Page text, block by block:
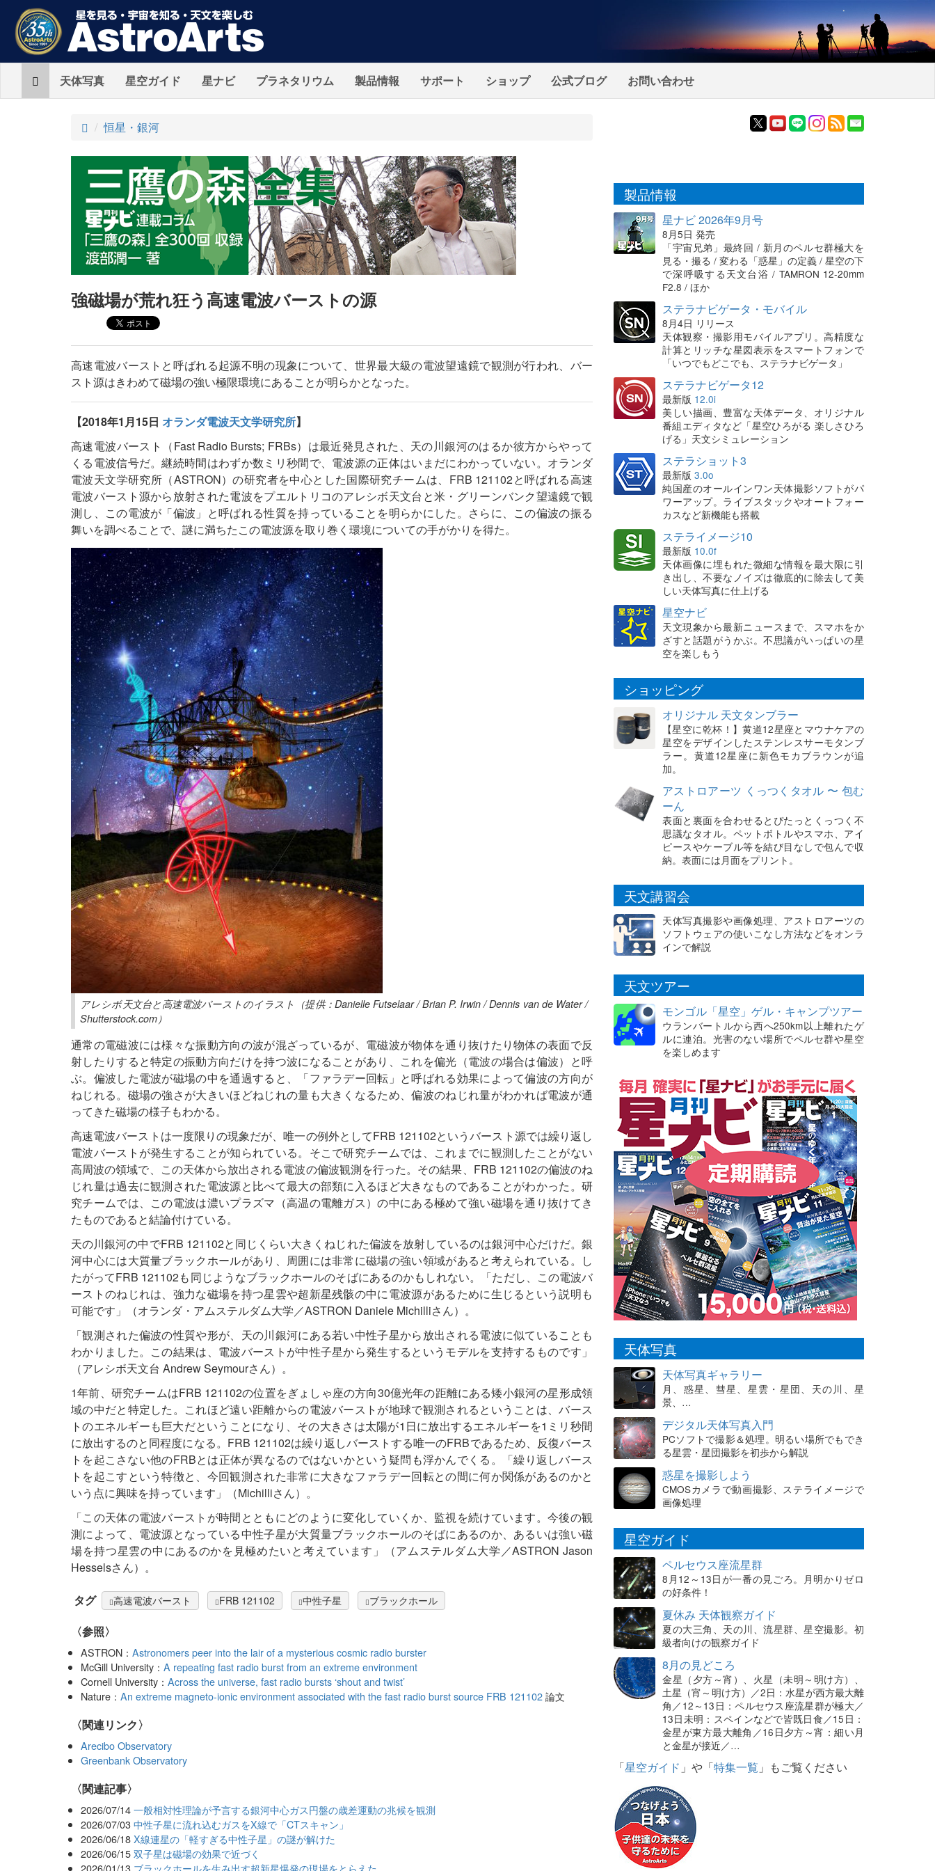
Home天体写真 星空ガイド 星ナビ プラネタリウム 製品情報 サポート ショップ 公式ブログ お問い合わせ
ト
プ
恒星・銀河
強磁場が荒れ狂う高速電波バーストの源
高速電波バーストと呼ばれる起源不明の現象について、世界最大級の電波望遠鏡で観測が行われ、バー
スト源はきわめて磁場の強い極限環境にあることが明らかとなった。
【2018年1月15日 オランダ電波天文学研究所】
高速電波バースト（Fast Radio Bursts; FRBs）は最近発見された、天の川銀河のはるか彼方からやって
くる電波信号だ。継続時間はわずか数ミリ秒間で、電波源の正体はいまだにわかっていない。オランダ
電波天文学研究所（ASTRON）の研究者を中心とした国際研究チームは、FRB 121102と呼ばれる高速
電波バースト源から放射された電波をプエルトリコのアレシボ天文台と米・グリーンバンク望遠鏡で観
測し、この電波が「偏波」と呼ばれる性質を持っていることを明らかにした。さらに、この偏波の振る
舞いを調べることで、謎に満ちたこの電波源を取り巻く環境についての手がかりを得た。
アレシボ天文台と高速電波バーストのイラスト（提供：Danielle Futselaar / Brian P. Irwin / Dennis van de Water /
Shutterstock.com）
通常の電磁波には様々な振動方向の波が混ざっているが、電磁波が物体を通り抜けたり物体の表面で反
射したりすると特定の振動方向だけを持つ波になることがあり、これを偏光（電波の場合は偏波）と呼
ぶ。偏波した電波が磁場の中を通過すると、「ファラデー回転」と呼ばれる効果によって偏波の方向が
ねじれる。磁場の強さが大きいほどねじれの量も大きくなるため、偏波のねじれ量がわかれば電波が通
ってきた磁場の様子もわかる。
高速電波バーストは一度限りの現象だが、唯一の例外としてFRB 121102というバースト源では繰り返し
電波バーストが発生することが知られている。そこで研究チームでは、これまでに観測したことがない
高周波の領域で、この天体から放出される電波の偏波観測を行った。その結果、FRB 121102の偏波のね
じれ量は過去に観測された電波源と比べて最大の部類に入るほど大きなものであることがわかった。研
究チームでは、この電波は濃いプラズマ（高温の電離ガス）の中にある極めて強い磁場を通り抜けてき
たものであると結論付けている。
天の川銀河の中でFRB 121102と同じくらい大きくねじれた偏波を放射しているのは銀河中心だけだ。銀
河中心には大質量ブラックホールがあり、周囲には非常に磁場の強い領域があると考えられている。し
たがってFRB 121102も同じようなブラックホールのそばにあるのかもしれない。「ただし、この電波バ
ーストのねじれは、強力な磁場を持つ星雲や超新星残骸の中に電波源があるために生じるという説明も
可能です」（オランダ・アムステルダム大学／ASTRON Daniele Michilliさん）。
「観測された偏波の性質や形が、天の川銀河にある若い中性子星から放出される電波に似ていることも
わかりました。この結果は、電波バーストが中性子星から発生するというモデルを支持するものです」
（アレシボ天文台 Andrew Seymourさん）。
1年前、研究チームはFRB 121102の位置をぎょしゃ座の方向30億光年の距離にある矮小銀河の星形成領
域の中だと特定した。これほど遠い距離からの電波バーストが地球で観測されるということは、バース
トのエネルギーも巨大だということになり、その大きさは太陽が1日に放出するエネルギーを1ミリ秒間
に放出するのと同程度になる。FRB 121102は繰り返しバーストする唯一のFRBであるため、反復バース
トを起こさない他のFRBとは正体が異なるのではないかという疑問も浮かんでくる。「繰り返しバース
トを起こすという特徴と、今回観測された非常に大きなファラデー回転との間に何か関係があるのかと
いう点に興味を持っています」（Michilliさん）。
「この天体の電波バーストが時間とともにどのように変化していくか、監視を続けています。今後の観
測によって、電波源となっている中性子星が大質量ブラックホールのそばにあるのか、あるいは強い磁
場を持つ星雲の中にあるのかを見極めたいと考えています」（アムステルダム大学／ASTRON Jason
Hesselsさん）。
タグ 高速電波バースト FRB 121102 中性子星 ブラックホール
〈参照〉
ASTRON：Astronomers peer into the lair of a mysterious cosmic radio burster
McGill University：A repeating fast radio burst from an extreme environment
Cornell University：Across the universe, fast radio bursts ‘shout and twist’
Nature：An extreme magneto-ionic environment associated with the fast radio burst source FRB 121102論文
〈関連リンク〉
Arecibo Observatory
Greenbank Observatory
関連記事
2026/07/14 一般相対性理論が予言する銀河中心ガス円盤の歳差運動の兆候を観測
2026/07/03 中性子星に流れ込むガスをX線で「CTスキャン」
2026/06/18 X線連星の「軽すぎる中性子星」の謎が解けた
2026/06/15 双子星は磁場の効果で近づく
2026/01/13 ブラックホールを生み出す超新星爆発の現場をとらえた
製品情報
星ナビ 2026年9月号
8月5日 発売
「宇宙兄弟」最終回 / 新月のペルセ群極大を
見る・撮る / 変わる「惑星」の定義 / 星空の下
で深呼吸する天文台浴 / TAMRON 12-20mm
F2.8 / ほか
ステラナビゲータ・モバイル
8月4日 リリース
天体観察・撮影用モバイルアプリ。高精度な
計算とリッチな星図表示をスマートフォンで
「いつでもどこでも、ステラナビゲータ」
ステラナビゲータ12
最新版 12.0i
美しい描画、豊富な天体データ、オリジナル
番組エディタなど「星空ひろがる 楽しさひろ
げる」天文シミュレーション
ステラショット3
最新版 3.0o
純国産のオールインワン天体撮影ソフトがパ
ワーアップ。ライブスタックやオートフォー
カスなど新機能も搭載
ステライメージ10
最新版 10.0f
天体画像に埋もれた微細な情報を最大限に引
き出し、不要なノイズは徹底的に除去して美
しい天体写真に仕上げる
星空ナビ
天文現象から最新ニュースまで、スマホをか
ざすと話題がうかぶ。不思議がいっぱいの星
空を楽しもう
ショッピング
オリジナル 天文タンブラー
【星空に乾杯！】黄道12星座とマウナケアの
星空をデザインしたステンレスサーモタンブ
ラー。黄道12星座に新色モカブラウンが追
加。
アストロアーツ くっつくタオル 〜 包む
ーん
表面と裏面を合わせるとぴたっとくっつく不
思議なタオル。ペットボトルやスマホ、アイ
ピースやケーブル等を結び目なしで包んで収
納。表面には月面をプリント。
天文講習会
天体写真撮影や画像処理、アストロアーツの
ソフトウェアの使いこなし方法などをオンラ
インで解説
天文ツアー
モンゴル「星空」ゲル・キャンプツアー
ウランバートルから西へ250km以上離れたゲ
ルに連泊。光害のない場所でペルセ群や星空
を楽しめます
天体写真
天体写真ギャラリー
月、惑星、彗星、星雲・星団、天の川、星
景、…
デジタル天体写真入門
PCソフトで撮影＆処理。明るい場所でもでき
る星雲・星団撮影を初歩から解説
惑星を撮影しよう
CMOSカメラで動画撮影、ステライメージで
画像処理
星空ガイド
ペルセウス座流星群
8月12～13日が一番の見ごろ。月明かりゼロ
の好条件！
夏休み 天体観察ガイド
夏の大三角、天の川、流星群、星空撮影。初
級者向けの観察ガイド
8月の見どころ
金星（夕方～宵）、火星（未明～明け方）、
土星（宵～明け方）／2日：水星が西方最大離
角／12～13日：ペルセウス座流星群が極大／
13日未明：スペインなどで皆既日食／15日：
金星が東方最大離角／16日夕方～宵：細い月
と金星が接近／…
「星空ガイド 」や「特集一覧 」もご覧ください